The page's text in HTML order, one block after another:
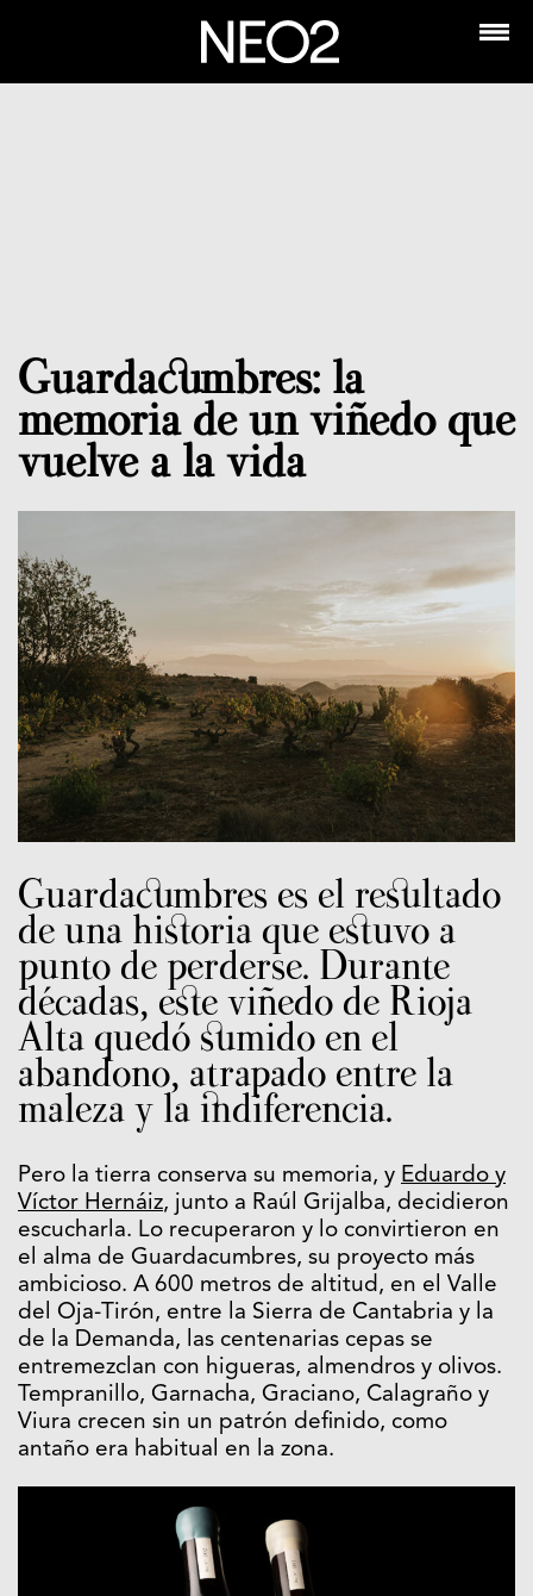
Guardacumbres: la
memoria de un viñedo que
vuelve a la vida
Guardacumbres es el resultado
de una historia que estuvo a
punto de perderse. Durante
décadas, este viñedo de Rioja
Alta quedó sumido en el
abandono, atrapado entre la
maleza y la indiferencia.
Pero la tierra conserva su memoria, y Eduardo y
Víctor Hernáiz, junto a Raúl Grijalba, decidieron
escucharla. Lo recuperaron y lo convirtieron en
el alma de Guardacumbres, su proyecto más
ambicioso. A 600 metros de altitud, en el Valle
del Oja-Tirón, entre la Sierra de Cantabria y la
de la Demanda, las centenarias cepas se
entremezclan con higueras, almendros y olivos.
Tempranillo, Garnacha, Graciano, Calagraño y
Viura crecen sin un patrón definido, como
antaño era habitual en la zona.